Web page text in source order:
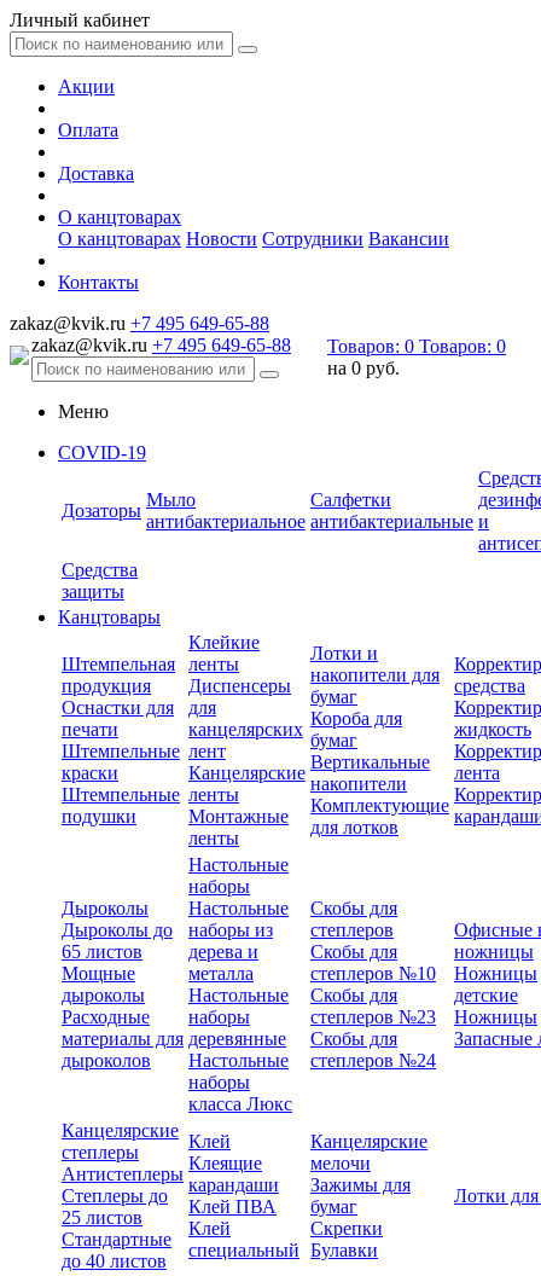
Личный кабинет
Акции
Оплата
Доставка
О канцтоварах
О канцтоварах Новости Сотрудники Вакансии
Контакты
zakaz@kvik.ru +7 495 649-65-88
zakaz@kvik.ru +7 495 649-65-88 Товаров: 0 Товаров: 0
на 0 руб.
Меню
COVID-19
Дозаторы
Мыло
антибактериальное
Салфетки
антибактериальные и
Средства
защиты
Канцтовары
Штемпельная
продукция
Оснастки для
печати
Штемпельные
краски
Штемпельные
подушки
Клейкие
ленты
Диспенсеры
для
канцелярских
лент
Канцелярские
ленты
Монтажные
ленты
Лотки и
накопители для
бумаг
Короба для
бумаг
Вертикальные
накопители
Комплектующие
для лотков
средства
жидкость
лента
Дыроколы
Дыроколы до
65 листов
Мощные
дыроколы
Расходные
материалы для
дыроколов
Настольные
наборы
Настольные
наборы из
дерева и
металла
Настольные
наборы
деревянные
Настольные
наборы
класса Люкс
Скобы для
степлеров
Скобы для
степлеров №10
Скобы для
степлеров №23
Скобы для
степлеров №24
Офисные
ножницы
Ножницы
детские
Ножницы
Запасные
Канцелярские
степлеры
Антистеплеры
Степлеры до
25 листов
Стандартные
до 40 листов
Клей
Клеящие
карандаши
Клей ПВА
Клей
специальный
Канцелярские
мелочи
Зажимы для
бумаг
Скрепки
Булавки
Лотки